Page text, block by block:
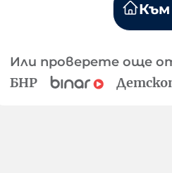
Към
Или проверете още
БНР